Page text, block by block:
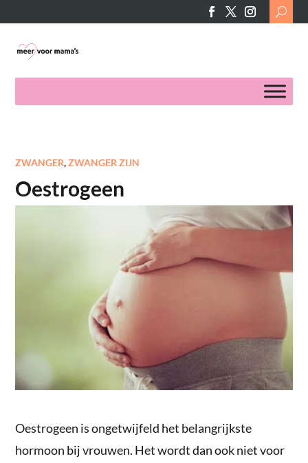
Search
for:
ZWANGER,ZWANGER ZIJN
Oestrogeen
Oestrogeen is ongetwijfeld het belangrijkste
hormoon bij vrouwen. Het wordt dan ook niet voor